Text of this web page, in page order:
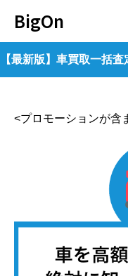
BigOn
【最新版】車買取一括
<プロモーションが含